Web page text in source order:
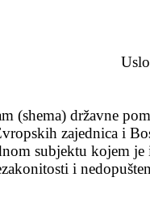
(shema) državne
zajednica i
subjektu kojem
i